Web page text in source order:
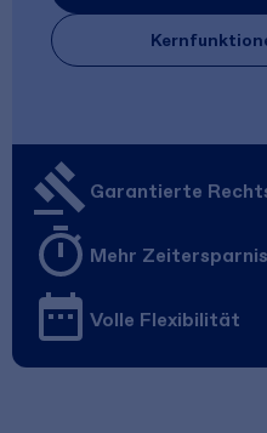
Garantierte
Mehr Zeitersparnis
Volle Flexibilität